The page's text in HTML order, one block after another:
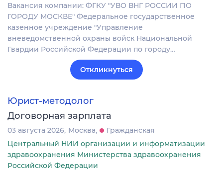
Вакансия компании: ФГКУ "УВО ВНГ РОССИИ ПО
ГОРОДУ МОСКВЕ" Федеральное государственное
казенное учреждение "Управление
вневедомственной охраны войск Национальной
Гвардии Российской Федерации по городу…
Откликнуться
Юрист-методолог
Договорная зарплата
03 августа 2026 Москва
Гражданская
Центральный НИИ организации и информатизации
здравоохранения Министерства здравоохранения
Российской Федерации